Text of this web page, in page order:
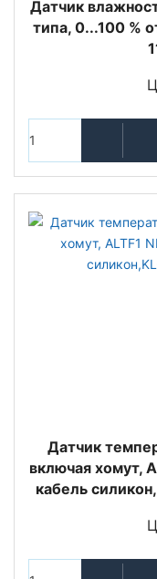
Датчик
типа, 0...100 %
Датчик
включая хомут,
кабель